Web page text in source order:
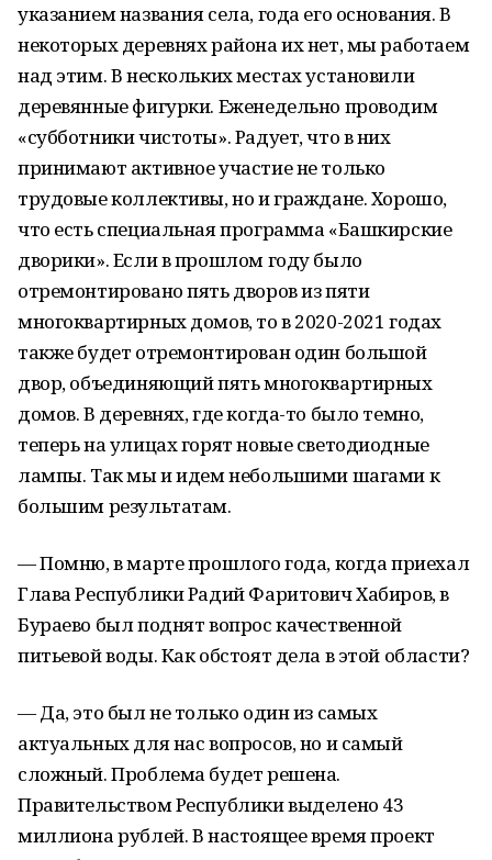
указанием названия села, года его основания. В
некоторых деревнях района их нет, мы работаем
над этим. В нескольких местах установили
деревянные фигурки. Еженедельно проводим
«субботники чистоты». Радует, что в них
принимают активное участие не только
трудовые коллективы, но и граждане. Хорошо,
что есть специальная программа «Башкирские
дворики». Если в прошлом году было
отремонтировано пять дворов из пяти
многоквартирных домов, то в 2020-2021 годах
также будет отремонтирован один большой
двор, объединяющий пять многоквартирных
домов. В деревнях, где когда-то было темно,
теперь на улицах горят новые светодиодные
лампы. Так мы и идем небольшими шагами к
большим результатам.
— Помню, в марте прошлого года, когда приехал
Глава Республики Радий Фаритович Хабиров, в
Бураево был поднят вопрос качественной
питьевой воды. Как обстоят дела в этой области?
— Да, это был не только один из самых
актуальных для нас вопросов, но и самый
сложный. Проблема будет решена.
Правительством Республики выделено 43
миллиона рублей. В настоящее время проект